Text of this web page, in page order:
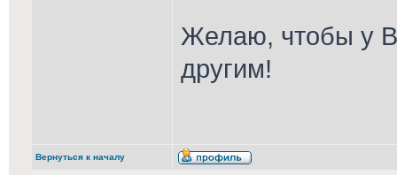
Желаю, чтобы у
другим!
Вернуться к началу